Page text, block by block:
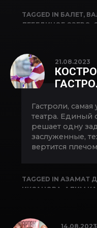
TAGGED IN БАЛЕТ,
ЛЕБЕДИНОЕ ОЗЕРО
21.08.2023
Гастроли, самая
театра. Единый
решает одну
заслуженные,
вертится
TAGGED IN АЗАМАТ
ИКСАНОВА
АЛИМ
КУЛИКОВА
14.08.2023